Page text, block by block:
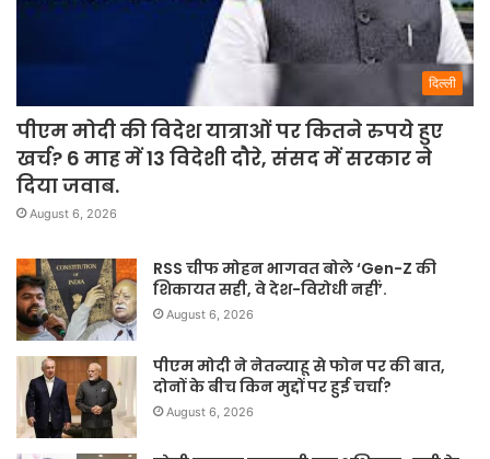
दिल्ली
पीएम मोदी की विदेश यात्राओं पर कितने रुपये हुए
खर्च? 6 माह में 13 विदेशी दौरे, संसद में सरकार ने
दिया जवाब.
August 6, 2026
RSS चीफ मोहन भागवत बोले ‘Gen-Z की
शिकायत सही, वे देश-विरोधी नहीं’.
August 6, 2026
पीएम मोदी ने नेतन्याहू से फोन पर की बात,
दोनों के बीच किन मुद्दों पर हुई चर्चा?
August 6, 2026